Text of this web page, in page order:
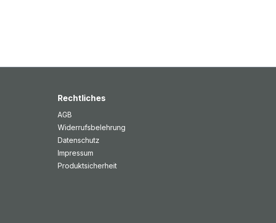
Rechtliches
AGB
Widerrufsbelehrung
Datenschutz
Impressum
Produktsicherheit